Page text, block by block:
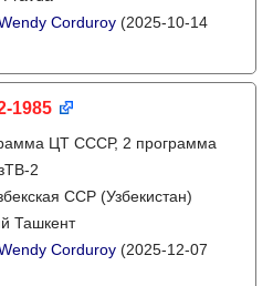
Corduroy (2025-10-14
1985
ЦТ СССР, 2 программа
2
ССР (Узбекистан)
Ташкент
Corduroy (2025-12-07